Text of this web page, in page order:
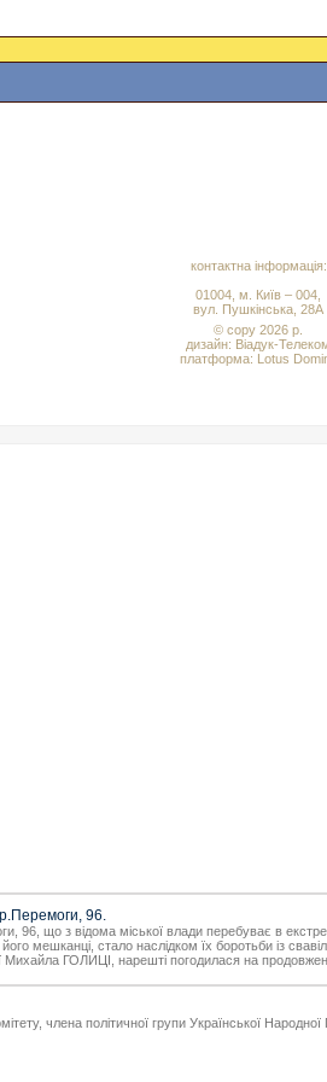
контактна інформація:
01004, м. Київ – 004,
вул. Пушкінська, 28А
© copy 2026 р.
дизайн: Віадук-
платформа: Lotus
96.
96, що з відома міської влади перебуває в
мешканці, стало наслідком їх боротьби із
Михайла ГОЛИЦІ, нарешті погодилася на
члена політичної групи Української